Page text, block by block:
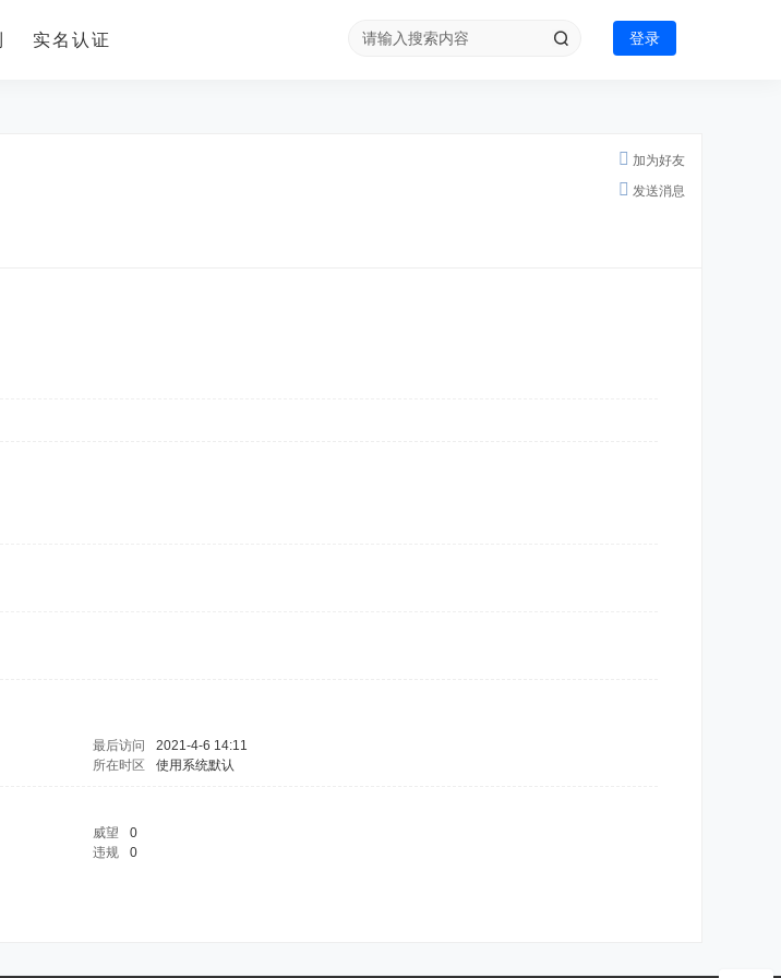
实名认证 登录
加为好友
发送消息
最后访问
2021-4-6 14:11
所在时区 使用系统默认
威望
0
违规
0